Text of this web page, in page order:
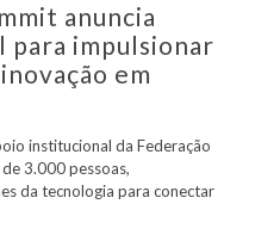
anuncia
para impulsionar
em
institucional da Federação
3.000 pessoas,
da tecnologia para conectar